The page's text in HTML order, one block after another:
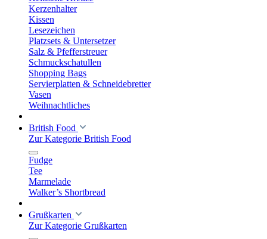
Kerzenhalter
Kissen
Lesezeichen
Platzsets & Untersetzer
Salz & Pfefferstreuer
Schmuckschatullen
Shopping Bags
Servierplatten & Schneidebretter
Vasen
Weihnachtliches
British Food
Zur Kategorie British Food
Fudge
Tee
Marmelade
Walker’s Shortbread
Grußkarten
Zur Kategorie Grußkarten